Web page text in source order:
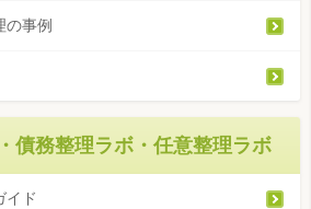
の事例
債務整理ラボ・任意整理ラボ
イド